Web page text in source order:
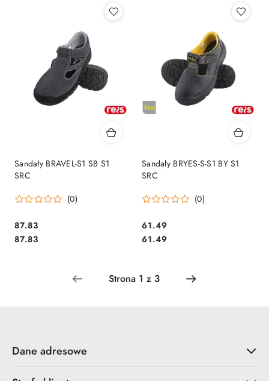
Sandały BRAVEL-S1 SB S1
SRC
(0)
Cena:
87.83
Cena:
87.83
Sandały BRYES-S-S1 BY S1
SRC
(0)
Cena:
61.49
Cena:
61.49
Dane adresowe